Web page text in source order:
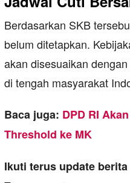
Berdasarkan SKB
belum ditetapkan.
akan disesuaikan
di tengah masyarakat
Baca juga: DPD RI
Threshold ke MK
Ikuti terus update